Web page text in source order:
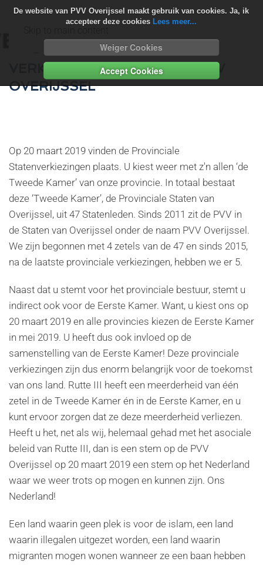
De website van PVV Overijssel maakt gebruik van cookies. Ja, ik
accepteer deze cookies Lees meer...
Weiger Cookies
Accept Cookies
Skip to main content
VERKIEZINGSPROGRAMMA PVV
OVERIJSSEL
Op 20 maart 2019 vinden de Provinciale
Statenverkiezingen plaats. U kiest weer met z'n allen ‘de
Tweede Kamer’ van onze provincie. In totaal bestaat
deze ‘Tweede Kamer’, de Provinciale Staten van
Overijssel, uit 47 Statenleden. Sinds 2011 zit de PVV in
de Staten van Overijssel onder de naam PVV Overijssel.
We zijn begonnen met 4 zetels van de 47 en sinds 2015,
na de laatste provinciale verkiezingen, hebben we er 5.
Naast dat u stemt voor het provinciale bestuur, stemt u
indirect ook voor de Eerste Kamer. Want, u kiest ons op
20 maart 2019 en alle provincies kiezen de Eerste Kamer
in mei 2019. U heeft dus ook invloed op de
samenstelling van de Eerste Kamer! Deze provinciale
verkiezingen zijn dus enorm belangrijk voor de toekomst
van ons land. Rutte III heeft een meerderheid van één
zetel in de Tweede Kamer én in de Eerste Kamer, en u
kunt ervoor zorgen dat ze deze meerderheid verliezen.
Heeft u het, net als wij, helemaal gehad met het asociale
beleid van Rutte III, dan is een stem op de PVV
Overijssel op 20 maart 2019 een stem op het Nederland
waar we weer trots op mogen en kunnen zijn. Ons
Nederland!
Een land waarin geen plek is voor de islam, een land
waarin illegalen uitgezet worden, een land waarin
migranten mogen wonen wanneer ze een baan hebben